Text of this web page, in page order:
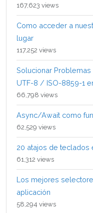
167,623 views
Como acceder a
lugar
117,252 views
Solucionar
UTF-8 / ISO-8859-1
66,798 views
Async/Await como
62,529 views
20 atajos de
61,312 views
Los mejores
aplicación
58,294 views